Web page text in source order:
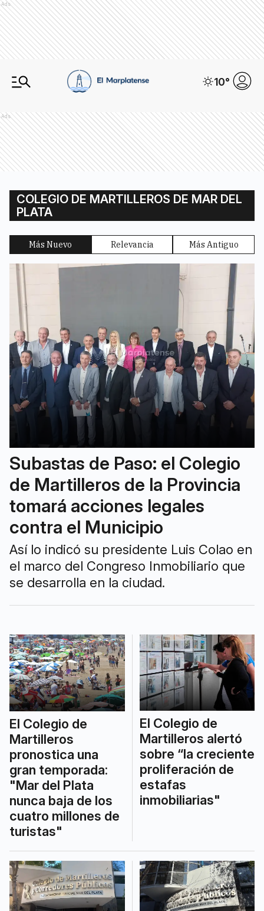
Ads
10°
Ads
COLEGIO DE MARTILLEROS DE MAR DEL
PLATA
Más Nuevo Relevancia Más Antiguo
Subastas de Paso: el Colegio
de Martilleros de la Provincia
tomará acciones legales
contra el Municipio
Así lo indicó su presidente Luis Colao en
el marco del Congreso Inmobiliario que
se desarrolla en la ciudad.
El Colegio de
Martilleros
pronostica una
gran temporada:
"Mar del Plata
nunca baja de los
cuatro millones de
turistas"
El Colegio de
Martilleros alertó
sobre “la creciente
proliferación de
estafas
inmobiliarias"